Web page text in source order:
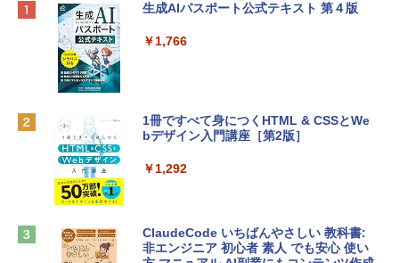
Apple 2026 MacBook Neo A18 Proチッ
e Intelligenceのために設計、Liquid Ret
￥119,800
tomtoc 360°保護 15.6 16インチ パソコ
￥2,952
Robloxギフトカード - 800 Robux 【限
インゲームコード】 ロブロックス | オン
Robloxギフトカード - 1000 Robux 【限
インゲームコード】 ロブロックス |オン
生成AIパスポート公式テキスト 第４版
￥1,766
1冊ですべて身につくHTML & CSSとWe
bデザイン入門講座［第2版］
￥1,292
ClaudeCode いちばんやさしい 教科書:
非エンジニア 初心者 素人 でも安心 使い